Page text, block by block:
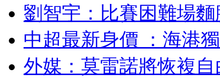
劉智宇 ：比賽困難
中超最新身價  ：海
外媒：莫雷諾將恢